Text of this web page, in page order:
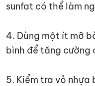
sunfat có thể làm
4. Dùng một ít mỡ
bình để tăng cường
5. Kiểm tra vỏ nhựa